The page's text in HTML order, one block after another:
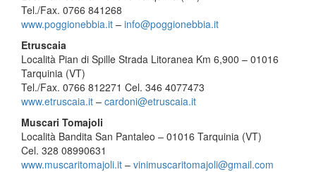
Tel./Fax. 0766 841268
www.poggionebbia.it – info@poggionebbia.it
Etruscaia
Località Pian di Spille Strada Litoranea Km 6,900 – 01016
Tarquinia (VT)
Tel./Fax. 0766 812271 Cel. 346 4077473
www.etruscaia.it – cardoni@etruscaia.it
Muscari Tomajoli
Località Bandita San Pantaleo – 01016 Tarquinia (VT)
Cel. 328 08990631
www.muscaritomajoli.it – vinimuscaritomajoli@gmail.com